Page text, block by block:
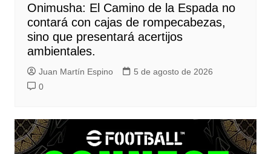
Onimusha: El Camino de la Espada no
contará con cajas de rompecabezas,
sino que presentará acertijos
ambientales.
Juan Martín Espino
5 de agosto de 2026
0